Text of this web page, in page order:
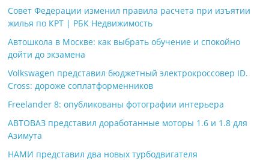
Совет Федерации изменил правила расчета при изъятии
жилья по КРТ | РБК Недвижимость
Автошкола в Москве: как выбрать обучение и спокойно
дойти до экзамена
Volkswagen представил бюджетный электрокроссовер ID.
Cross: дороже соплатформенников
Freelander 8: опубликованы фотографии интерьера
АВТОВАЗ представил доработанные моторы 1.6 и 1.8 для
Азимута
НАМИ представил два новых турбодвигателя